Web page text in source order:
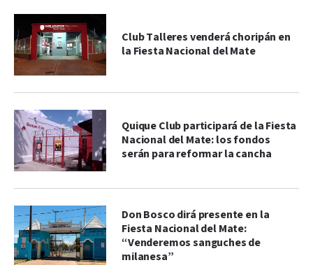
Club Talleres venderá choripán en
la Fiesta Nacional del Mate
Quique Club participará de la Fiesta
Nacional del Mate: los fondos
serán para reformar la cancha
Don Bosco dirá presente en la
Fiesta Nacional del Mate:
“Venderemos sanguches de
milanesa”